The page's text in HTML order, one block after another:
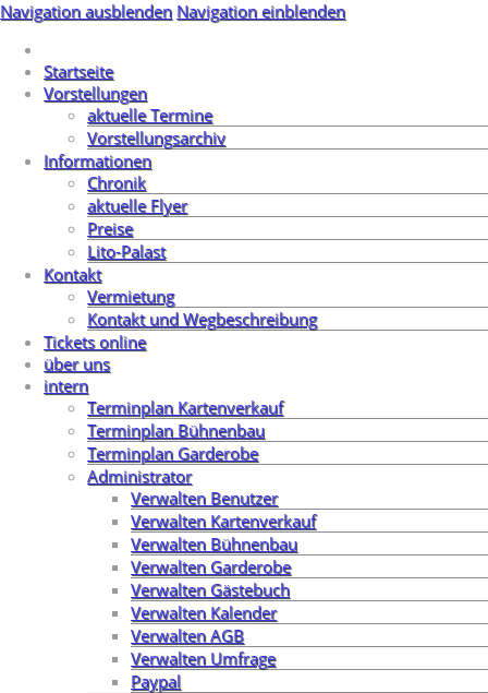
Navigation ausblenden Navigation einblenden
Startseite
Vorstellungen
aktuelle Termine
Vorstellungsarchiv
Informationen
Chronik
aktuelle Flyer
Preise
Lito-Palast
Kontakt
Vermietung
Kontakt und Wegbeschreibung
Tickets online
über uns
intern
Terminplan Kartenverkauf
Terminplan Bühnenbau
Terminplan Garderobe
Administrator
Verwalten Benutzer
Verwalten Kartenverkauf
Verwalten Bühnenbau
Verwalten Garderobe
Verwalten Gästebuch
Verwalten Kalender
Verwalten AGB
Verwalten Umfrage
Paypal